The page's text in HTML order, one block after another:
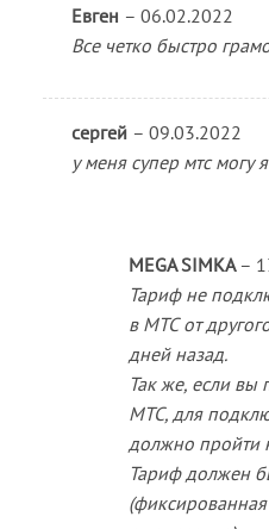
Оценка5
Евген – 06.02.2022
Все четко быстро
сергей – 09.03.2022
у меня супер мтс могу
MEGA SIMKA –
Тариф не
в МТС от
дней назад.
Так же, если
МТС, для
должно пройти
Тариф должен